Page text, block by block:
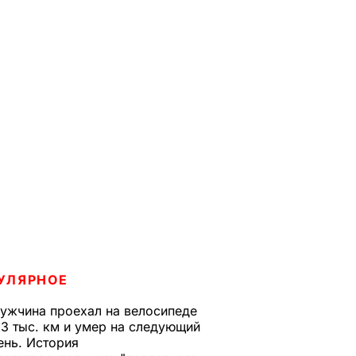
проехал на велосипеде
тыс. км и умер на следующий
История